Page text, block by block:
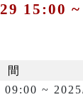
15:00
09:00 ~